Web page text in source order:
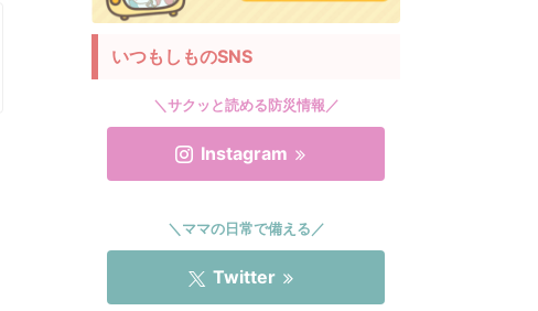
いつもしものSNS
＼サクッと読める防災情報／
Instagram
＼ママの日常で備える／
Twitter